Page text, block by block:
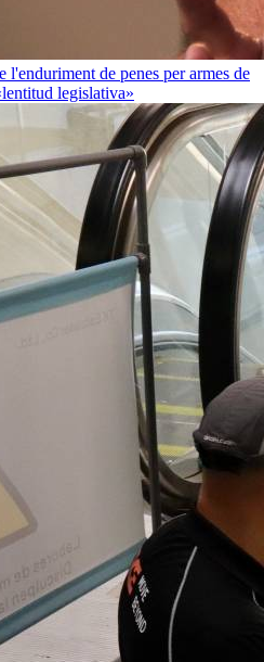
l'enduriment de penes per armes de
legislativa»